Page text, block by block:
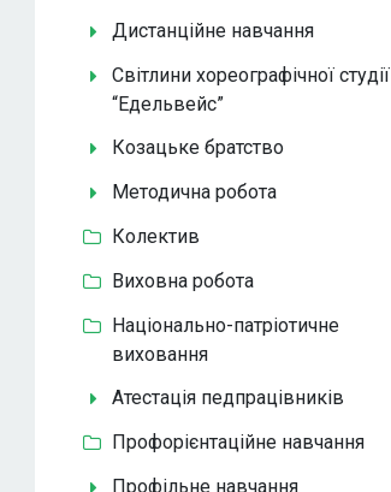
Дистанційне навчання
Світлини хореографічної студії
“Едельвейс”
Козацьке братство
Методична робота
Колектив
Виховна робота
Національно-патріотичне
виховання
Атестація педпрацівників
Профорієнтаційне навчання
Профільне навчання